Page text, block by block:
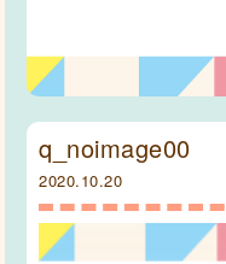
q_noimage00
2020.10.20